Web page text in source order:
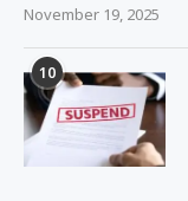
November 19, 2025
10